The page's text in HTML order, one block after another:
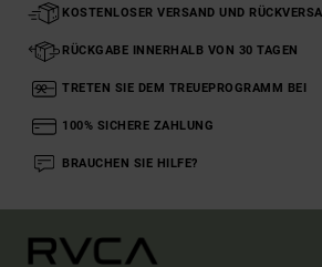
KOSTENLOSER VERSAND UND
RÜCKGABE INNERHALB VON 30 TAGEN
TRETEN SIE DEM TREUEPROGRAMM BEI
100% SICHERE ZAHLUNG
BRAUCHEN SIE HILFE?